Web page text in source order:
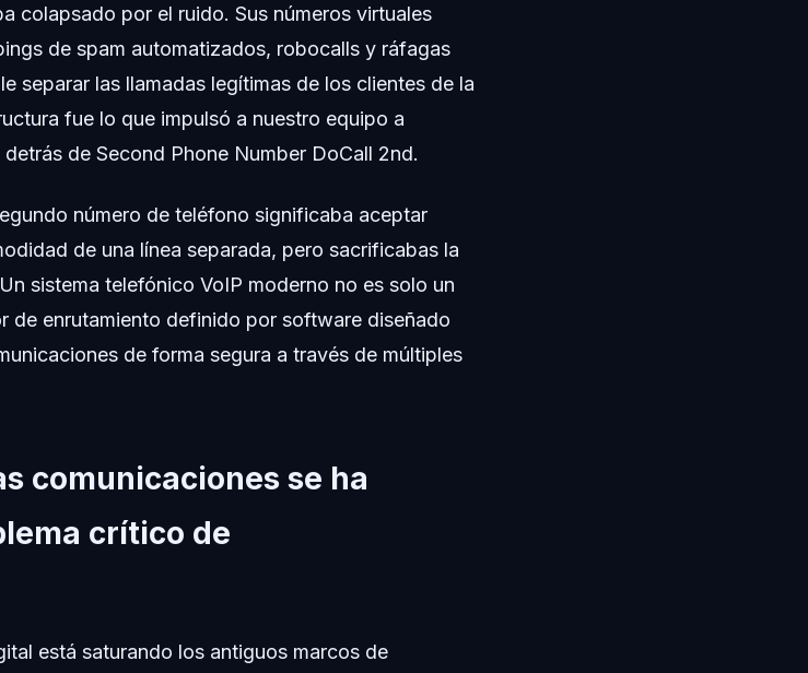
colapsado por el ruido. Sus números virtuales
de spam automatizados, robocalls y ráfagas
separar las llamadas legítimas de los clientes de la
fue lo que impulsó a nuestro equipo a
de Second Phone Number DoCall 2nd.
número de teléfono significaba aceptar
de una línea separada, pero sacrificabas la
sistema telefónico VoIP moderno no es solo un
de enrutamiento definido por software diseñado
de forma segura a través de múltiples
comunicaciones se ha
crítico de
está saturando los antiguos marcos de